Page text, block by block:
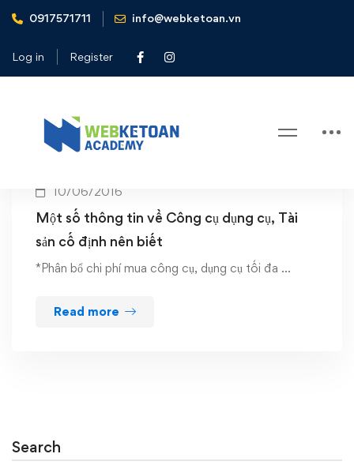
0917571711 info@webketoan.vn
Log in Register
Home Công cụ dụng cụ
Tag: Công cụ dụng cụ
10/06/2016
Một số thông tin về Công cụ dụng cụ, Tài
sản cố định nên biết
*Phân bổ chi phí mua công cụ, dụng cụ tối đa …
Read more
Search